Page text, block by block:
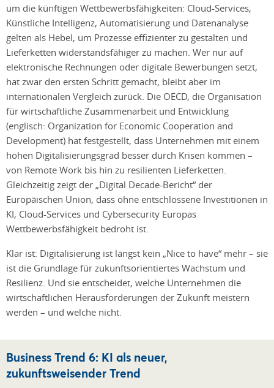
um die künftigen Wettbewerbsfähigkeiten: Cloud-Services,
Künstliche Intelligenz, Automatisierung und Datenanalyse
gelten als Hebel, um Prozesse effizienter zu gestalten und
Lieferketten widerstandsfähiger zu machen. Wer nur auf
elektronische Rechnungen oder digitale Bewerbungen setzt,
hat zwar den ersten Schritt gemacht, bleibt aber im
internationalen Vergleich zurück. Die OECD, die Organisation
für wirtschaftliche Zusammenarbeit und Entwicklung
(englisch: Organization for Economic Cooperation and
Development) hat festgestellt, dass Unternehmen mit einem
hohen Digitalisierungsgrad besser durch Krisen kommen –
von Remote Work bis hin zu resilienten Lieferketten.
Gleichzeitig zeigt der „Digital Decade-Bericht“ der
Europäischen Union, dass ohne entschlossene Investitionen in
KI, Cloud-Services und Cybersecurity Europas
Wettbewerbsfähigkeit bedroht ist.
Klar ist: Digitalisierung ist längst kein „Nice to have“ mehr – sie
ist die Grundlage für zukunftsorientiertes Wachstum und
Resilienz. Und sie entscheidet, welche Unternehmen die
wirtschaftlichen Herausforderungen der Zukunft meistern
werden – und welche nicht.
Business Trend 6: KI als neuer,
zukunftsweisender Trend